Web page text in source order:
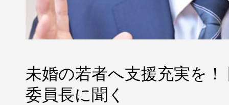
未婚の若者へ支援充実を
委員長に聞く